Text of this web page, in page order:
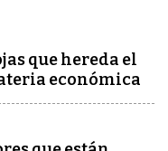
que hereda el
económica